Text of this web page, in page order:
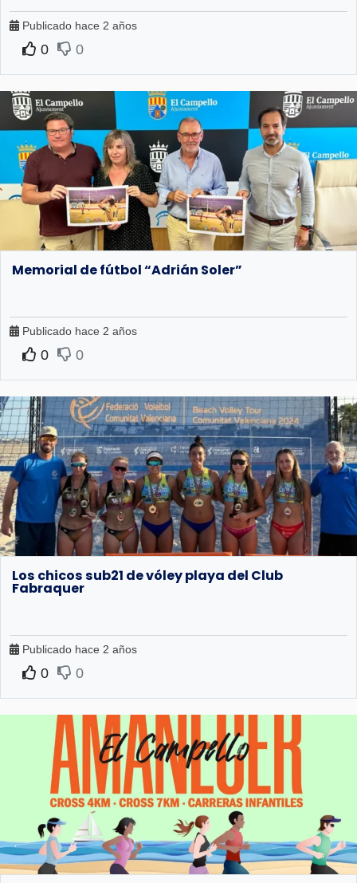
Publicado hace 2 años
0 0
Memorial de fútbol “Adrián Soler”
Publicado hace 2 años
0 0
Los chicos sub21 de vóley playa del Club
Fabraquer
Publicado hace 2 años
0 0